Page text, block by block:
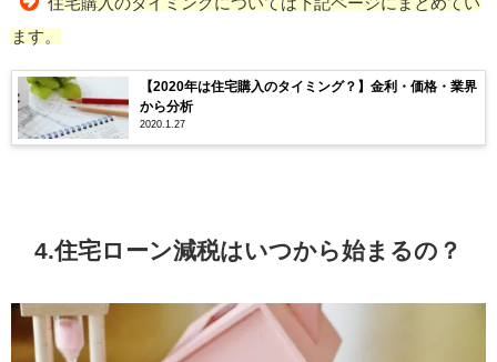
ます。
【2020年は住宅購入のタイミング？】金利・価格・業界
から分析
2020.1.27
4.住宅ローン減税はいつから始まるの？